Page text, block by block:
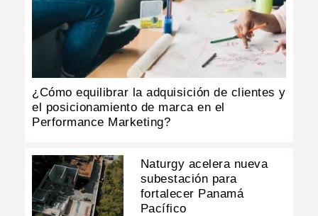
¿Cómo equilibrar la adquisición de clientes y
el posicionamiento de marca en el
Performance Marketing?
Naturgy acelera nueva
subestación para
fortalecer Panamá
Pacífico